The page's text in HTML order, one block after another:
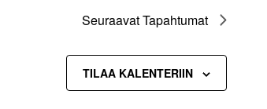
SeuraavatTapahtumat
TILAA KALENTERIIN